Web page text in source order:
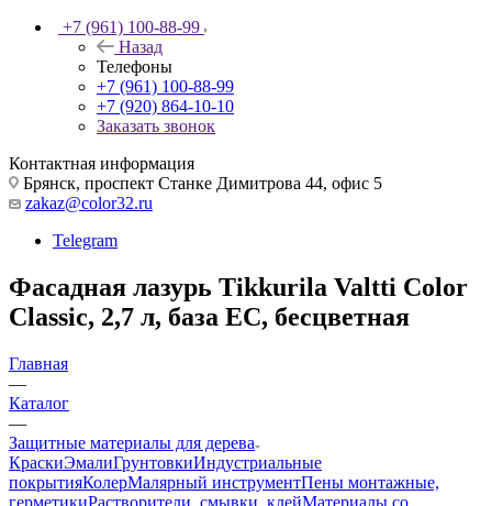
+7 (961) 100-88-99
Назад
Телефоны
+7 (961) 100-88-99
+7 (920) 864-10-10
Заказать звонок
Контактная информация
Брянск, проспект Станке Димитрова 44, офис 5
zakaz@color32.ru
Telegram
Фасадная лазурь Tikkurila Valtti Color
Classic, 2,7 л, база EC, бесцветная
Главная
—
Каталог
—
Защитные материалы для дерева
КраскиЭмалиГрунтовкиИндустриальные
покрытияКолерМалярный инструментПены монтажные,
герметикиРастворители, смывки, клейМатериалы со